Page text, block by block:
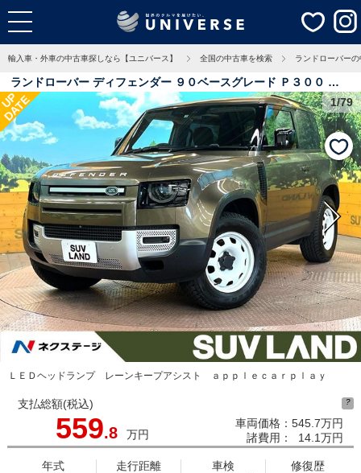
輸入車・外車の中古車探しなら【ユニバース】 全国の中古車を検索 ランドローバー
ランドローバー ディフェンダー ９０ベースグレード Ｐ３００ コ
イルサスペンション装着車 アダプティブクルーズコントロール ブ
ラインドスポットモニター 純正ＳＤナビゲーションシステム ３６
０°サラウンドカメラ 左右独立式エアコン ＥＴＣ２．０ スマート
キー＆プッシュ 2.1万Km 兵庫県
DATE
ＬＥＤヘッドランプ レーンキープアシスト ａｐｐｌｅｃａｒｐｌａｙ
1/79
支払総額(税込)
559.8 万円
車両価格：
諸費用：
545.7万円
14.1万円
?
年式 走行距離 車検 修復歴